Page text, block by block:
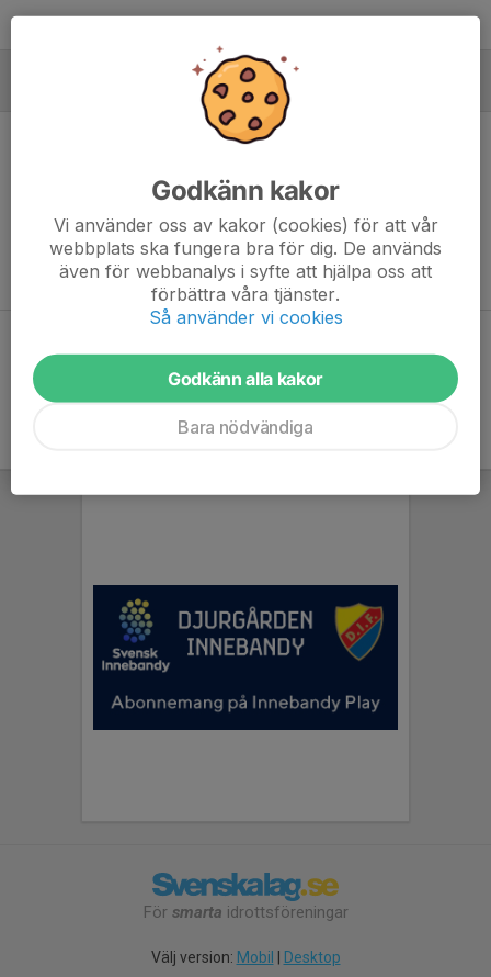
För smarta idrottsföreningar
Välj version: Mobil Desktop
Godkänn kakor
Vi använder oss av kakor (cookies) för att vår
webbplats ska fungera bra för dig. De används
även för webbanalys i syfte att hjälpa oss att
förbättra våra tjänster.
Så använder vi cookies
Godkänn alla kakor
Bara nödvändiga